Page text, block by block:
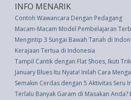
INFO MENARIK
Contoh Wawancara Dengan Pedagang
Macam-Macam Model Pembelajaran
Mengintip 3 Sungai Bawah Tanah di
Kerajaan Tertua di Indonesia
Tampil Cantik dengan Flat Shoes, Ikuti
January Blues Itu Nyata! Inilah Cara
Semakin Cerdas dengan 5 Aktivitas Seru
Terlalu Banyak Garam di Masakan